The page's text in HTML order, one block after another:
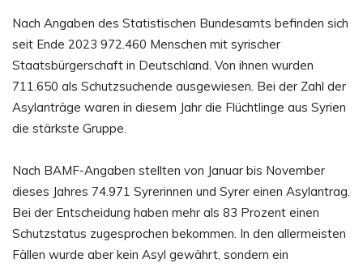
Nach Angaben des Statistischen Bundesamts befinden sich
seit Ende 2023 972.460 Menschen mit syrischer
Staatsbürgerschaft in Deutschland. Von ihnen wurden
711.650 als Schutzsuchende ausgewiesen. Bei der Zahl der
Asylanträge waren in diesem Jahr die Flüchtlinge aus Syrien
die stärkste Gruppe.
Nach BAMF-Angaben stellten von Januar bis November
dieses Jahres 74.971 Syrerinnen und Syrer einen Asylantrag.
Bei der Entscheidung haben mehr als 83 Prozent einen
Schutzstatus zugesprochen bekommen. In den allermeisten
Fällen wurde aber kein Asyl gewährt, sondern ein